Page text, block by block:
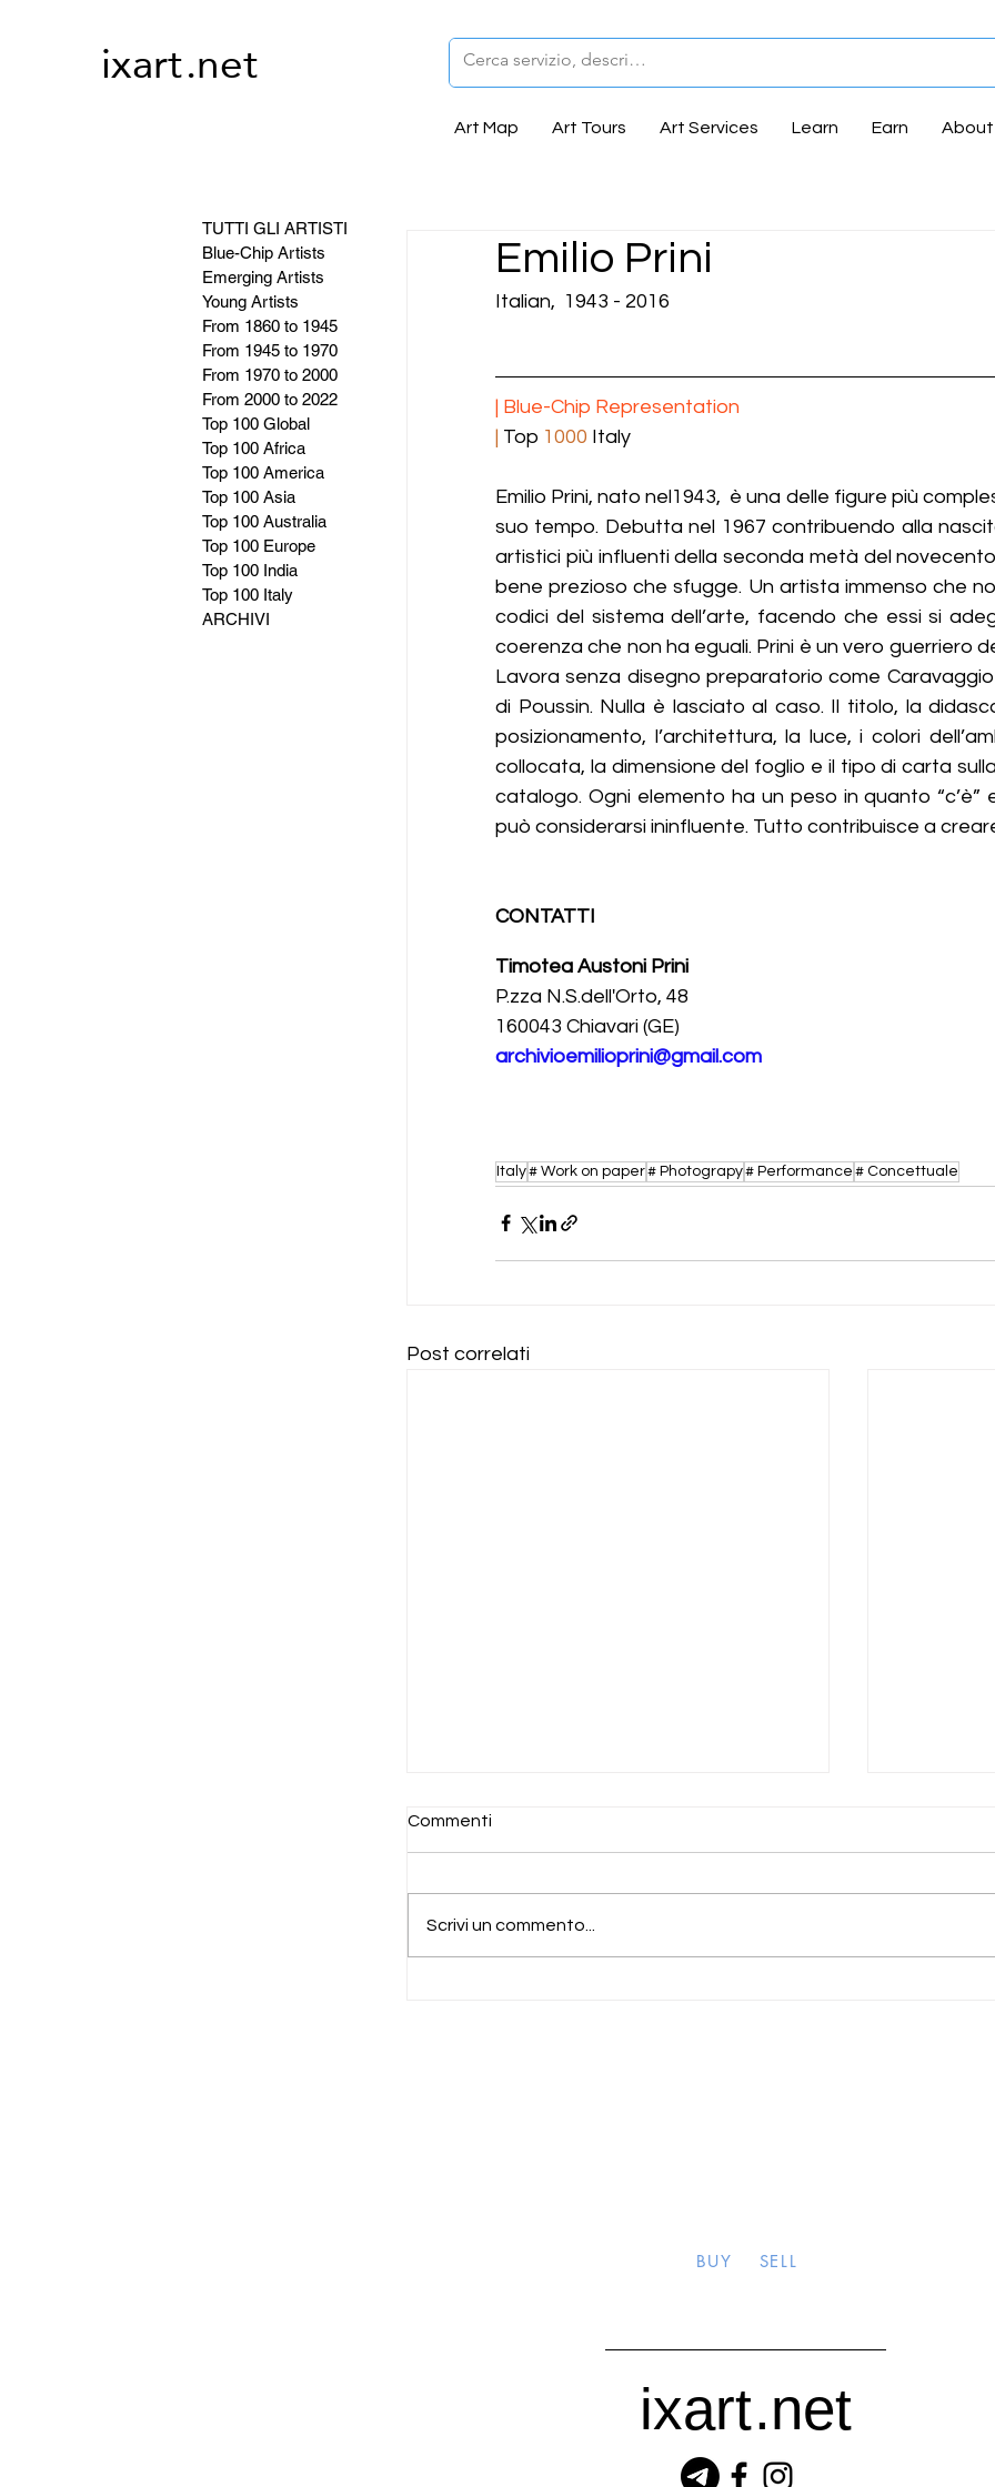
ixart.net
Art Map Art Tours Art Services Learn Earn About
TUTTI GLI ARTISTI
​Blue-Chip Artists
Emerging Artists
Young Artists
From 1860 to 1945
From 1945 to 1970
From 1970 to 2000
From 2000 to 2022
Top 100 Global
Top 100 Africa
Top 100 America
Top 100 Asia
Top 100 Australia
Top 100 Europe
Top 100 India
Top 100 Italy
ARCHIVI
Emilio Prini
Italian,  1943 - 2016
| ​Blue-Chip Representation
| Top 1000 Italy
Emilio Prini, nato nel1943,  è una delle figure più
suo tempo. Debutta nel 1967 contribuendo alla
artistici più influenti della seconda metà del
bene prezioso che sfugge. Un artista immenso che
codici del sistema dell’arte, facendo che essi si
coerenza che non ha eguali. Prini è un vero guerriero
Lavora senza disegno preparatorio come
di Poussin. Nulla è lasciato al caso. Il titolo, la
posizionamento, l’architettura, la luce, i colori
collocata, la dimensione del foglio e il tipo di carta
catalogo. Ogni elemento ha un peso in quanto “c’è”
può considerarsi ininfluente. Tutto contribuisce a
CONTATTI
Timotea Austoni Prini
P.zza N.S.dell'Orto, 48
160043 Chiavari (GE)
archivioemilioprini@gmail.com
Italy# Work on paper# Photograpy# Performance # Concettuale
Post correlati
Commenti
Scrivi un commento...
BUY SELL
ixart.net